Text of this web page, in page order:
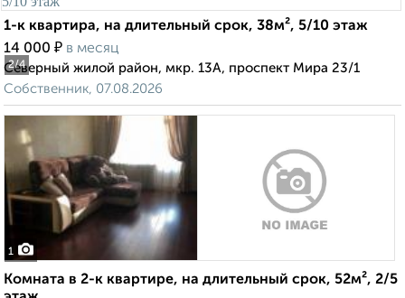
2/4
1-к квартира, на длительный срок, 38м², 5/10 этаж
14 000 ₽ в месяц
Северный жилой район, мкр. 13А, проспект Мира 23/1
Собственник, 07.08.2026
1
Комната в 2-к квартире, на длительный срок, 52м², 2/5